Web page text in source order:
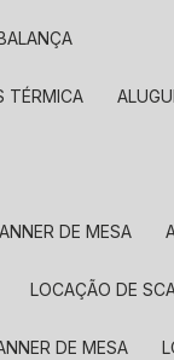
TÉRMICA
DE MESA
LOCAÇÃO DE
DE MESA